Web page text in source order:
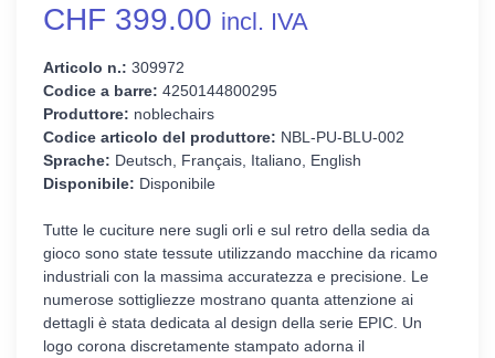
CHF 399.00 incl. IVA
Articolo n.: 309972
Codice a barre: 4250144800295
Produttore: noblechairs
Codice articolo del produttore: NBL-PU-BLU-002
Sprache: Deutsch, Français, Italiano, English
Disponibile: Disponibile
Tutte le cuciture nere sugli orli e sul retro della sedia da
gioco sono state tessute utilizzando macchine da ricamo
industriali con la massima accuratezza e precisione. Le
numerose sottigliezze mostrano quanta attenzione ai
dettagli è stata dedicata al design della serie EPIC. Un
logo corona discretamente stampato adorna il